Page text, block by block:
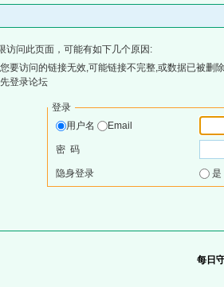
访问此页面，可能有如下几个原因:
要访问的链接无效,可能链接不完整,或数据已被删
登录论坛
登录
用户名
Email
密 码
隐身登录
每日